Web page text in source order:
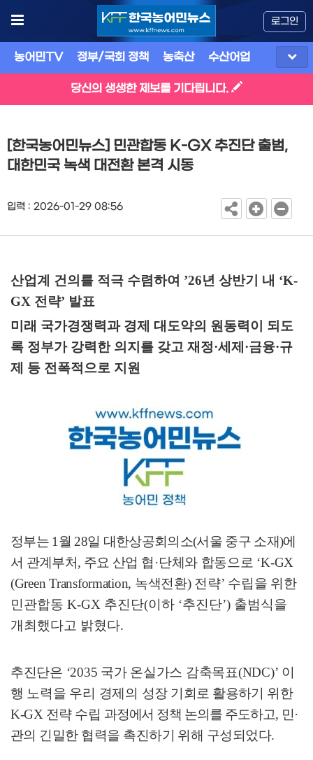
로그인
농어민TV 정부/국회 정책 농축산 수산어업
당신의 생생한 제보를 기다립니다.
[한국농어민뉴스] 민관합동 K-GX 추진단 출범,
대한민국 녹색 대전환 본격 시동
입력 : 2026-01-29 08:56
산업계 건의를 적극 수렴하여 ’26년 상반기 내 ‘K-
GX 전략’ 발표
미래 국가경쟁력과 경제 대도약의 원동력이 되도
록 정부가 강력한 의지를 갖고 재정·세제 ·금융·규
제 등 전폭적으로 지원
정부는 1 월 28일 대한상공회의소(서울 중구 소재)에
서 관계부처, 주요 산업 협 ·단체와 합동으로 ‘K-GX
(Green Transformation, 녹색전환) 전략’ 수립을 위한
민관합동 K-GX 추진단(이하 ‘추진단’) 출범식을
개최했다고 밝혔다.
추진단은 ‘2035 국가 온실가스 감축목표(NDC)’ 이
행 노력을 우리 경제의 성장 기회로 활용하기 위한
K-GX 전략 수립 과정에서 정책 논의를 주도하고, 민·
관의 긴밀한 협력을 촉진하기 위해 구성되었다.